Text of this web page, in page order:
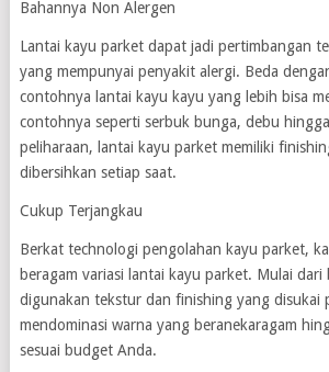
Bahannya Non Alergen
Lantai kayu parket dapat jadi pertimbangan
yang mempunyai penyakit alergi. Beda
contohnya lantai kayu kayu yang lebih bisa
contohnya seperti serbuk bunga, debu
peliharaan, lantai kayu parket memiliki
dibersihkan setiap saat.
Cukup Terjangkau
Berkat technologi pengolahan kayu parket,
beragam variasi lantai kayu parket. Mulai dari
digunakan tekstur dan finishing yang disukai
mendominasi warna yang beranekaragam
sesuai budget Anda.